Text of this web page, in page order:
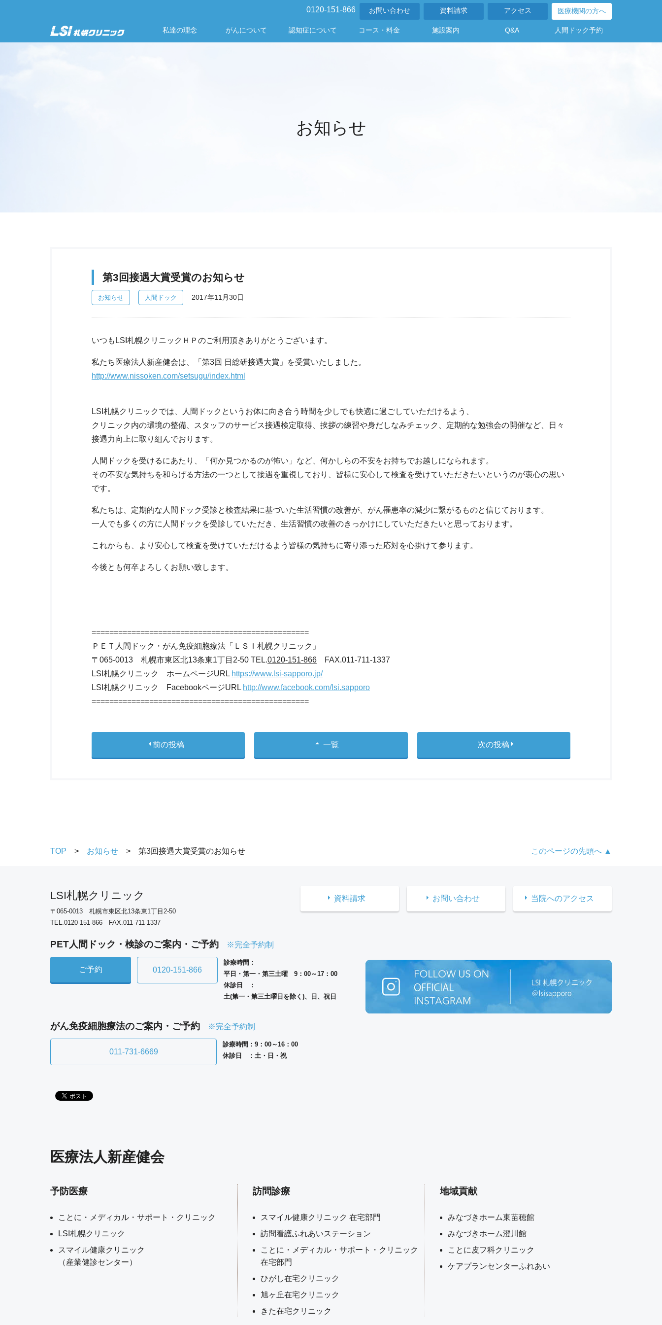
0120-151-866 お問い合わせ 資料請求 アクセス 医療機関の方へ
私達の理念 がんについて 認知症について コース・料金 施設案内 Q&A 人間ドック予約
お知らせ
第3回接遇大賞受賞のお知らせ
お知らせ 人間ドック 2017年11月30日
いつもLSI札幌クリニックＨＰのご利用頂きありがとうございます。
私たち医療法人新産健会は、「第3回 日総研接遇大賞」を受賞いたしました。
http://www.nissoken.com/setsugu/index.html
LSI札幌クリニックでは、人間ドックというお体に向き合う時間を少しでも快適に過ごしていただけるよう、
クリニック内の環境の整備、スタッフのサービス接遇検定取得、挨拶の練習や身だしなみチェック、定期的な勉強会の開催など、日々
接遇力向上に取り組んでおります。
人間ドックを受けるにあたり、「何か見つかるのが怖い」など、何かしらの不安をお持ちでお越しになられます。
その不安な気持ちを和らげる方法の一つとして接遇を重視しており、皆様に安心して検査を受けていただきたいというのが衷心の思い
です。
私たちは、定期的な人間ドック受診と検査結果に基づいた生活習慣の改善が、がん罹患率の減少に繋がるものと信じております。
一人でも多くの方に人間ドックを受診していただき、生活習慣の改善のきっかけにしていただきたいと思っております。
これからも、より安心して検査を受けていただけるよう皆様の気持ちに寄り添った応対を心掛けて参ります。
今後とも何卒よろしくお願い致します。
=================================================
ＰＥＴ人間ドック・がん免疫細胞療法「ＬＳＩ札幌クリニック」
〒065-0013 札幌市東区北13条東1丁目2-50 TEL.0120-151-866 FAX.011-711-1337
LSI札幌クリニック ホームページURL https://www.lsi-sapporo.jp/
LSI札幌クリニック FacebookページURL http://www.facebook.com/lsi.sapporo
=================================================
前の投稿 一覧 次の投稿
TOP お知らせ 第3回接遇大賞受賞のお知らせ このページの先頭へ ▲
LSI札幌クリニック
〒065-0013 札幌市東区北13条東1丁目2-50
TEL.0120-151-866 FAX.011-711-1337
当院へのアクセス
お問い合わせ
資料請求
PET人間ドック・検診のご案内・ご予約 ※完全予約制
ご予約 0120-151-866
診療時間：
平日・第一・第三土曜 9：00～17：00
休診日 ：
土(第一・第三土曜日を除く)、日、祝日
がん免疫細胞療法のご案内・ご予約 ※完全予約制
011-731-6669
診療時間：9：00～16：00
休診日 ：土・日・祝
医療法人新産健会
予防医療
ことに・メディカル・サポート・クリニック
LSI札幌クリニック
スマイル健康クリニック
（産業健診センター）
訪問診療
スマイル健康クリニック 在宅部門
訪問看護ふれあいステーション
ことに・メディカル・サポート・クリニック
在宅部門
ひがし在宅クリニック
旭ヶ丘在宅クリニック
きた在宅クリニック
地域貢献
みなづきホーム東苗穂館
みなづきホーム澄川館
ことに皮フ科クリニック
ケアプランセンターふれあい